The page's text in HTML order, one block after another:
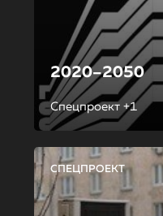
2020–2050
Спецпроект +1
СПЕЦПРОЕКТ